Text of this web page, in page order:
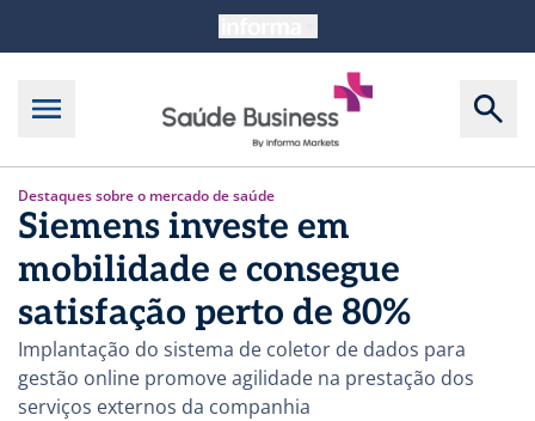
Destaques sobre o mercado de saúde
Siemens investe em
mobilidade e consegue
satisfação perto de 80%
Implantação do sistema de coletor de dados para
gestão online promove agilidade na prestação dos
serviços externos da companhia